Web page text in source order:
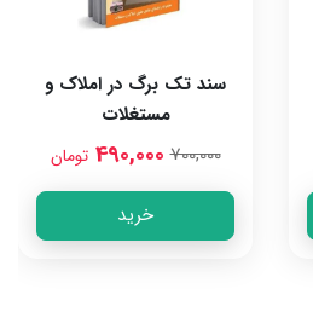
سند تک برگ در املاک و
مستغلات
700,000
490,000 تومان
خرید